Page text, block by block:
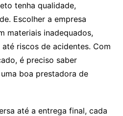
tenha qualidade,
Escolher a empresa
materiais inadequados,
riscos de acidentes. Com
é preciso saber
boa prestadora de
até a entrega final, cada